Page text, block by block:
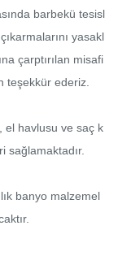
barbekü tesisl
yasakl
çarptırılan misafi
teşekkür ederiz.
el havlusu ve saç k
sağlamaktadır.
banyo malzemel